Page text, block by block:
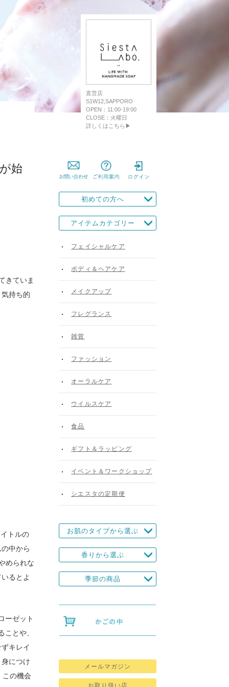
直営店
S1W12,SAPPORO
OPEN：11:00-19:00
CLOSE：火曜日
詳しくはこちら▶
始
きていま
持ち的
トルの
中から
められな
るとよ
ーゼット
とや、
キレイ
につけ
この機会
初めての方へ
アイテムカテゴリー
フェイシャルケア
ボディ＆ヘアケア
メイクアップ
フレグランス
雑貨
ファッション
オーラルケア
ウイルスケア
食品
ギフト＆ラッピング
イベント＆ワークショップ
シエスタの定期便
お肌のタイプから選ぶ
香りから選ぶ
季節の商品
メールマガジン
お取り扱い店